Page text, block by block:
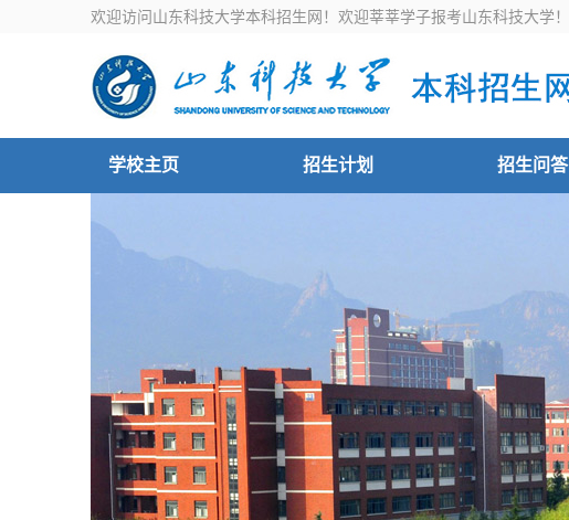
欢迎访问山东科技大学本科招生网！欢迎莘莘学子报考山东科技大学！
学校主页 招生计划 招生问答